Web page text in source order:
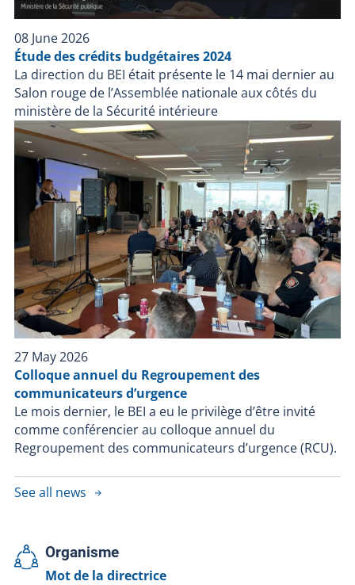
08 June 2026
Étude des crédits budgétaires 2024
La direction du BEI était présente le 14 mai dernier au
Salon rouge de l’Assemblée nationale aux côtés du
ministère de la Sécurité intérieure
27 May 2026
Colloque annuel du Regroupement des
communicateurs d’urgence
Le mois dernier, le BEI a eu le privilège d’être invité
comme conférencier au colloque annuel du
Regroupement des communicateurs d’urgence (RCU).
See all news
Organisme
Mot de la directrice